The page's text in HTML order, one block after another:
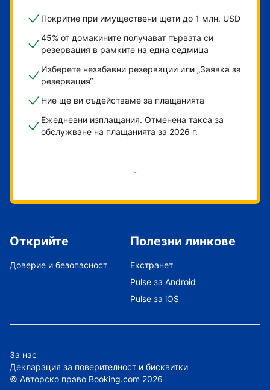
Покритие при имуществени щети до 1 млн. USD
45% от домакините получават първата си
резервация в рамките на една седмица
Изберете незабавни резервации или „Заявка за
резервация“
Ние ще ви съдействаме за плащанията
Ежедневни изплащания. Отменена такса за
обслужване на плащанията за 2026 г.
Начало
Открийте
Доверие и безопасност
Полезни линкове
Екстранет
Pulse за Android
Pulse за iOS
За нас
Декларация за поверителност и бисквитки
© Авторско право Booking.com 2026